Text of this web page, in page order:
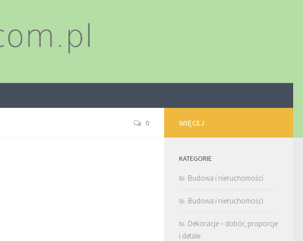
0 WIĘCEJ
KATEGORIE
Budowa i nieruchomości
Budowa i nieruchomości
Dekoracje – dobór, proporcje
i detale